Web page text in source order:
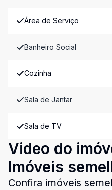
Área de Serviço
Banheiro Social
Cozinha
Sala de Jantar
Sala de TV
Video do
Imóveis
Confira imóveis